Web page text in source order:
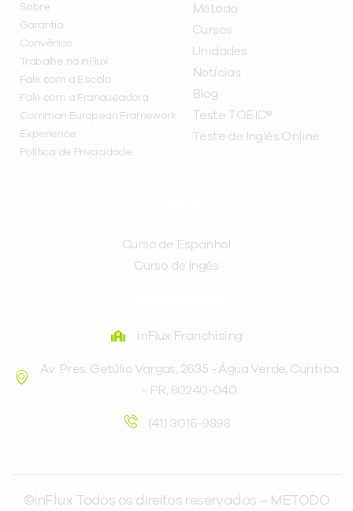
Sobre
Garantia
Convênios
Trabalhe na inFlux
Fale com a Escola
Fale com a Franqueadora
Common European Framework
Experience
Política de Privacidade
Método
Cursos
Unidades
Notícias
Blog
Teste TOEIC®
Teste de Inglês Online
Curso de Espanhol
Curso de Ingês
inFlux Franchising
Av. Pres. Getúlio Vargas, 2635 - Água Verde, Curitiba
- PR, 80240-040
(41) 3016-9898
©inFlux Todos os direitos reservados – METODO